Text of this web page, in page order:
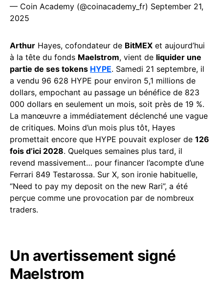
— Coin Academy (@coinacademy_fr) September 21,
2025
Arthur Hayes, cofondateur de BitMEX et aujourd’hui
à la tête du fonds Maelstrom, vient de liquider une
partie de ses tokens HYPE. Samedi 21 septembre, il
a vendu 96 628 HYPE pour environ 5,1 millions de
dollars, empochant au passage un bénéfice de 823
000 dollars en seulement un mois, soit près de 19 %.
La manœuvre a immédiatement déclenché une vague
de critiques. Moins d’un mois plus tôt, Hayes
promettait encore que HYPE pouvait exploser de 126
fois d’ici 2028. Quelques semaines plus tard, il
revend massivement… pour financer l’acompte d’une
Ferrari 849 Testarossa. Sur X, son ironie habituelle,
“Need to pay my deposit on the new Rari”, a été
perçue comme une provocation par de nombreux
traders.
Un avertissement signé
Maelstrom